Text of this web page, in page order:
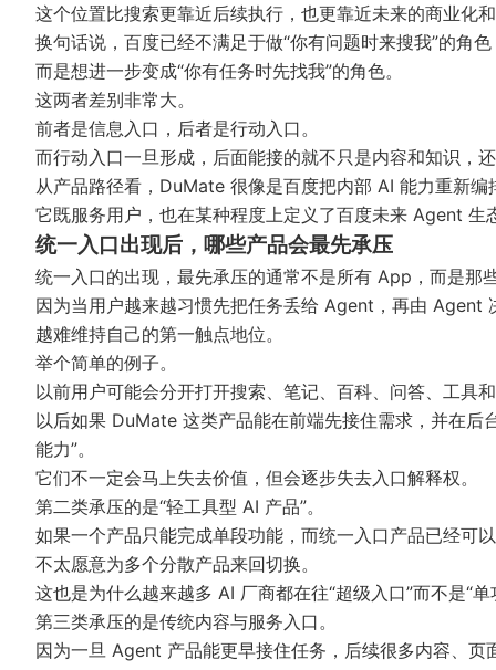
这个位置比搜索更靠近后续执行，也更靠近未来的商业化
换句话说，百度已经不满足于做“你有问题时来搜我”的角色
而是想进一步变成“你有任务时先找我”的角色。
这两者差别非常大。
前者是信息入口，后者是行动入口。
而行动入口一旦形成，后面能接的就不只是内容和知识，
从产品路径看，DuMate 很像是百度把内部 AI 能力重新
它既服务用户，也在某种程度上定义了百度未来 Agent 生
统一入口出现后，哪些产品会最先承压
统一入口的出现，最先承压的通常不是所有 App，而是那
因为当用户越来越习惯先把任务丢给 Agent，再由 Agent
越难维持自己的第一触点地位。
举个简单的例子。
以前用户可能会分开打开搜索、笔记、百科、问答、工具
以后如果 DuMate 这类产品能在前端先接住需求，并在后
能力”。
它们不一定会马上失去价值，但会逐步失去入口解释权。
第二类承压的是“轻工具型 AI 产品”。
如果一个产品只能完成单段功能，而统一入口产品已经可
不太愿意为多个分散产品来回切换。
这也是为什么越来越多 AI 厂商都在往“超级入口”而不是“单
第三类承压的是传统内容与服务入口。
因为一旦 Agent 产品能更早接住任务，后续很多内容、